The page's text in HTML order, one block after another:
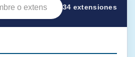
34 extensiones